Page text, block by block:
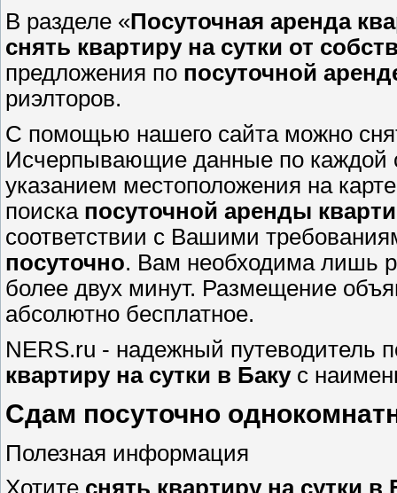
В разделе «Посуточная аренда
снять квартиру на сутки от
предложения по посуточной
риэлторов.
С помощью нашего сайта можно
Исчерпывающие данные по каждой
указанием местоположения на
поиска посуточной аренды
соответствии с Вашими
посуточно. Вам необходима лишь
более двух минут. Размещение
абсолютно бесплатное.
NERS.ru - надежный путеводитель
квартиру на сутки в Бакус
Сдам посуточно
Полезная информация
Хотите снять квартиру на сутки в